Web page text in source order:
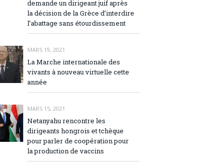
demande un dirigeant juif après
la décision de la Grèce d’interdire
l’abattage sans étourdissement
MARS 19, 2021
La Marche internationale des
vivants à nouveau virtuelle cette
année
MARS 15, 2021
Netanyahu rencontre les
dirigeants hongrois et tchèque
pour parler de coopération pour
la production de vaccins